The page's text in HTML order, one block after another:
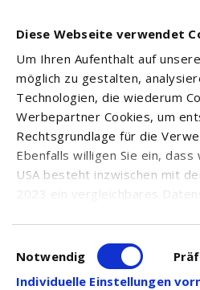
Diese Webseite verwendet
Um Ihren Aufenthalt auf
möglich zu gestalten,
Technologien, die wiederum
Werbepartner Cookies, um
Rechtsgrundlage für die
Ebenfalls willigen Sie ein,
USA besteht inzwischen mit
2023 ein vergleichbares
in den USA, finden Sie auf
Einwilligung auch jederzeit
Einwilligungsauswahl
Notwendig
Individuelle Einstellungen